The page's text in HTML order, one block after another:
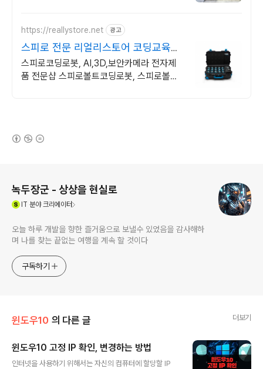
https://reallystore.net 광고
스피로 전문 리얼리스토어 코딩교육을
쉽고 재밌게
스피로코딩로봇, AI,3D,보안카메라 전자제
품 전문샵 스피로볼트코딩로봇, 스피로볼트
녹두장군 - 상상을 현실로
IT 분야 크리에이터
오늘 하루 개발을 향한 즐거움으로 보낼수 있었음을 감사해하
며 나를 찾는 끝없는 여행을 계속 할 것이다
구독하기
윈도우10 의 다른 글 더보기
윈도우10 고정 IP 확인, 변경하는 방법
인터넷을 사용하기 위해서는 자신의 컴퓨터에 할당할 IP